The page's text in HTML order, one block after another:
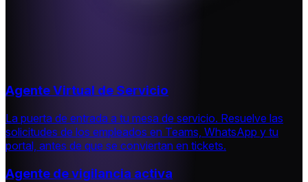
Agente Virtual de Servicio
La puerta de entrada a tu mesa de servicio. Resuelve las
solicitudes de los empleados en Teams, WhatsApp y tu
portal, antes de que se conviertan en tickets.
Agente de vigilancia activa